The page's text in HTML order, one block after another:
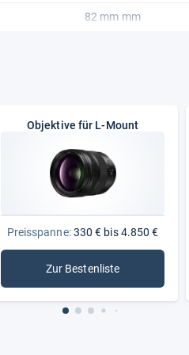
82 mm mm
Objektive für L-Mount
Preisspanne:330 € bis 4.850 €
Zur Bestenliste: Objektive für L-Mount